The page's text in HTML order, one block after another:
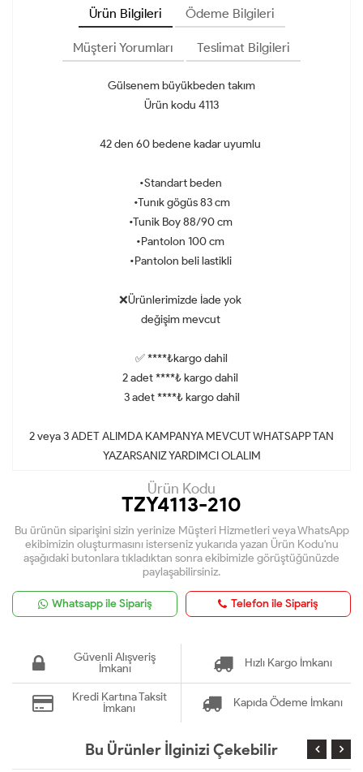
Ürün Bilgileri Ödeme Bilgileri
Müşteri Yorumları Teslimat Bilgileri
Gülsenem büyükbeden takım
Ürün kodu 4113
42 den 60 bedene kadar uyumlu
•Standart beden
•Tunık gögüs 83 cm
•Tunik Boy 88/90 cm
•Pantolon 100 cm
•Pantolon beli lastikli
❌Ürünlerimizde İade yok
değişim mevcut
✅ ****₺kargo dahil
2 adet ****₺ kargo dahil
3 adet ****₺ kargo dahil
2 veya 3 ADET ALIMDA KAMPANYA MEVCUT WHATSAPP TAN
YAZARSANIZ YARDIMCI OLALIM
Ürün Kodu
TZY4113-210
Bu ürünün siparişini sizin yerinize Müşteri Hizmetleri veya WhatsApp
ekibimizin oluşturmasını isterseniz yukarıda yazan Ürün Kodu'nu
aşağıdaki butonlara tıkladıktan sonra ekibimizle görüştüğünüzde
paylaşabilirsiniz.
Whatsapp ile Sipariş Telefon ile Sipariş
Güvenli Alışveriş
İmkanı
Hızlı Kargo İmkanı
Kredi Kartına Taksit
İmkanı
Kapıda Ödeme İmkanı
Bu Ürünler İlginizi Çekebilir